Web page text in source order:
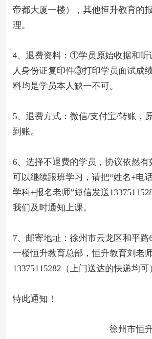
帝都大厦一楼），其他恒升教育的
理。
4、退费资料：①学员原始收据和
人身份证复印件③打印学员面试成
料均是学员本人缺一不可。
5、退费方式：微信/支付宝/转账，
到账。
6、选择不退费的学员，协议依然有
可以继续跟班学习，请把“姓名+电
学科+报名老师”短信发送
我们及时通知上课。
7、邮寄地址：徐州市云龙区和平路
一楼恒升教育总部，恒升教育刘老
13375115282（上门送达的快递均可
特此通知！
徐州市恒